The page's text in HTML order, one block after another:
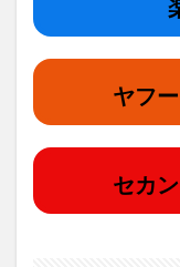
ヤフ
セカ